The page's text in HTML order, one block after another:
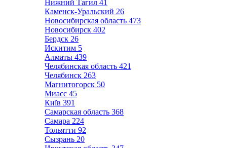
Нижний Тагил 41
Каменск-Уральский 26
Новосибирская область 473
Новосибирск 402
Бердск 26
Искитим 5
Алматы 439
Челябинская область 421
Челябинск 263
Магнитогорск 50
Миасс 45
Київ 391
Самарская область 368
Самара 224
Тольятти 92
Сызрань 20